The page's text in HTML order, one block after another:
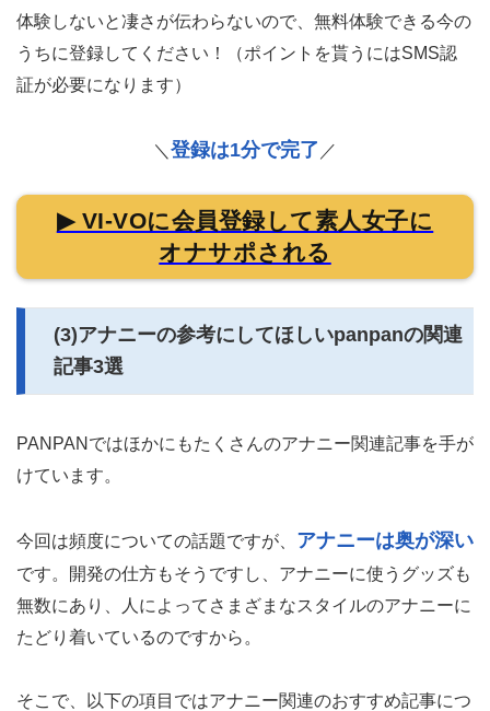
体験しないと凄さが伝わらないので、無料体験できる今の
うちに登録してください！（ポイントを貰うにはSMS認
証が必要になります）
＼ 登録は1分で完了 ／
▶ VI-VOに会員登録して素人女子に
オナサポされる
(3)アナニーの参考にしてほしいpanpanの関連
記事3選
PANPANではほかにもたくさんのアナニー関連記事を手が
けています。
今回は頻度についての話題ですが、 アナニーは奥が深い
です。開発の仕方もそうですし、アナニーに使うグッズも
無数にあり、人によってさまざまなスタイルのアナニーに
たどり着いているのですから。
そこで、以下の項目ではアナニー関連のおすすめ記事につ